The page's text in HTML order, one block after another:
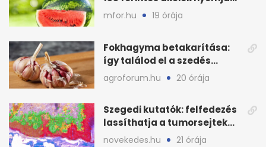
le a piacot
mfor.hu 19 órája
Fokhagyma betakarítása:
így találod el a szedés
legjobb időpontját
agroforum.hu 20 órája
Szegedi kutatók: felfedezés
lassíthatja a tumorsejtek
terjedését
novekedes.hu 21 órája